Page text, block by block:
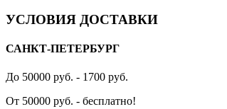
УСЛОВИЯ ДОСТАВКИ
САНКТ-ПЕТЕРБУРГ
До 50000 руб. - 1700 руб.
От 50000 руб. - бесплатно!